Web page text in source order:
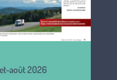
août 2026